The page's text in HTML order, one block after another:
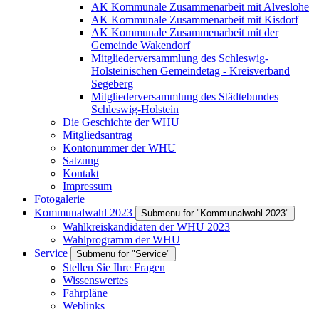
AK Kommunale Zusammenarbeit mit Alveslohe
AK Kommunale Zusammenarbeit mit Kisdorf
AK Kommunale Zusammenarbeit mit der
Gemeinde Wakendorf
Mitgliederversammlung des Schleswig-
Holsteinischen Gemeindetag - Kreisverband
Segeberg
Mitgliederversammlung des Städtebundes
Schleswig-Holstein
Die Geschichte der WHU
Mitgliedsantrag
Kontonummer der WHU
Satzung
Kontakt
Impressum
Fotogalerie
Kommunalwahl 2023
Submenu for "Kommunalwahl 2023"
Wahlkreiskandidaten der WHU 2023
Wahlprogramm der WHU
Service
Submenu for "Service"
Stellen Sie Ihre Fragen
Wissenswertes
Fahrpläne
Weblinks